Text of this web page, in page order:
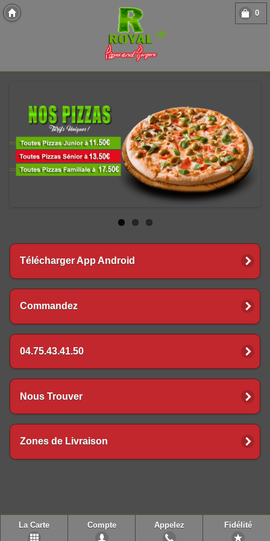
0
Télécharger App Android
Commandez
04.75.43.41.50
Nous Trouver
Zones de Livraison
La Carte Compte Appelez Fidélité
Copyright 2013 Des-Click Com